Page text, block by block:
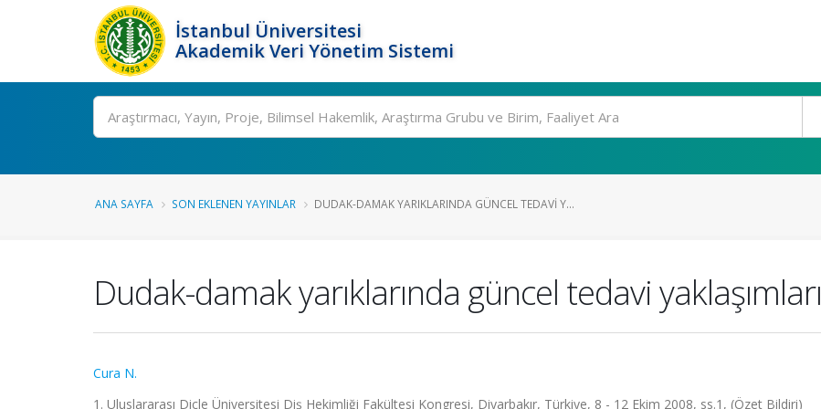
İstanbul Üniversitesi
Akademik Veri Yönetim Sistemi
Ara
ANA SAYFA SON EKLENEN YAYINLAR DUDAK-DAMAK YARIKLARINDA GÜNCEL TEDAVI Y...
Dudak-damak yarıklarında güncel tedavi yaklaşımları
Cura N.
1. Uluslararası Dicle Üniversitesi Diş Hekimliği Fakültesi Kongresi, Diyarbakır, Türkiye, 8 - 12 Ekim 2008, ss.1, (Özet Bildiri)